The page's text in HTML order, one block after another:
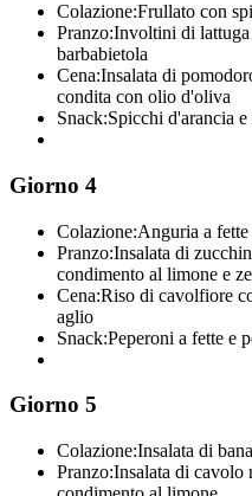
Colazione:Frullato con
Pranzo:Involtini di
barbabietola
Cena:Insalata di
condita con olio d'oliva
Snack:Spicchi d'arancia
Giorno 4
Colazione:Anguria a
Pranzo:Insalata di
condimento al limone e
Cena:Riso di cavolfiore
aglio
Snack:Peperoni a fette e
Giorno 5
Colazione:Insalata di
Pranzo:Insalata di cavolo